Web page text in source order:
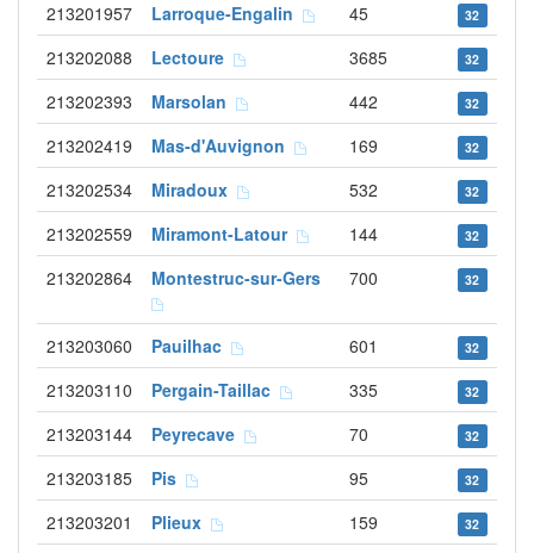
213201957 Larroque-Engalin 45 32
213202088 Lectoure 3685 32
213202393 Marsolan 442 32
213202419 Mas-d'Auvignon 169 32
213202534 Miradoux 532 32
213202559 Miramont-Latour 144 32
213202864 Montestruc-sur-Gers 700 32
213203060 Pauilhac 601 32
213203110 Pergain-Taillac 335 32
213203144 Peyrecave 70 32
213203185 Pis 95 32
213203201 Plieux 159 32